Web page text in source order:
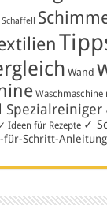
Schaffell
Wand
Waschmaschine
✓ Ideen für Rezepte ✓
für-Schritt-